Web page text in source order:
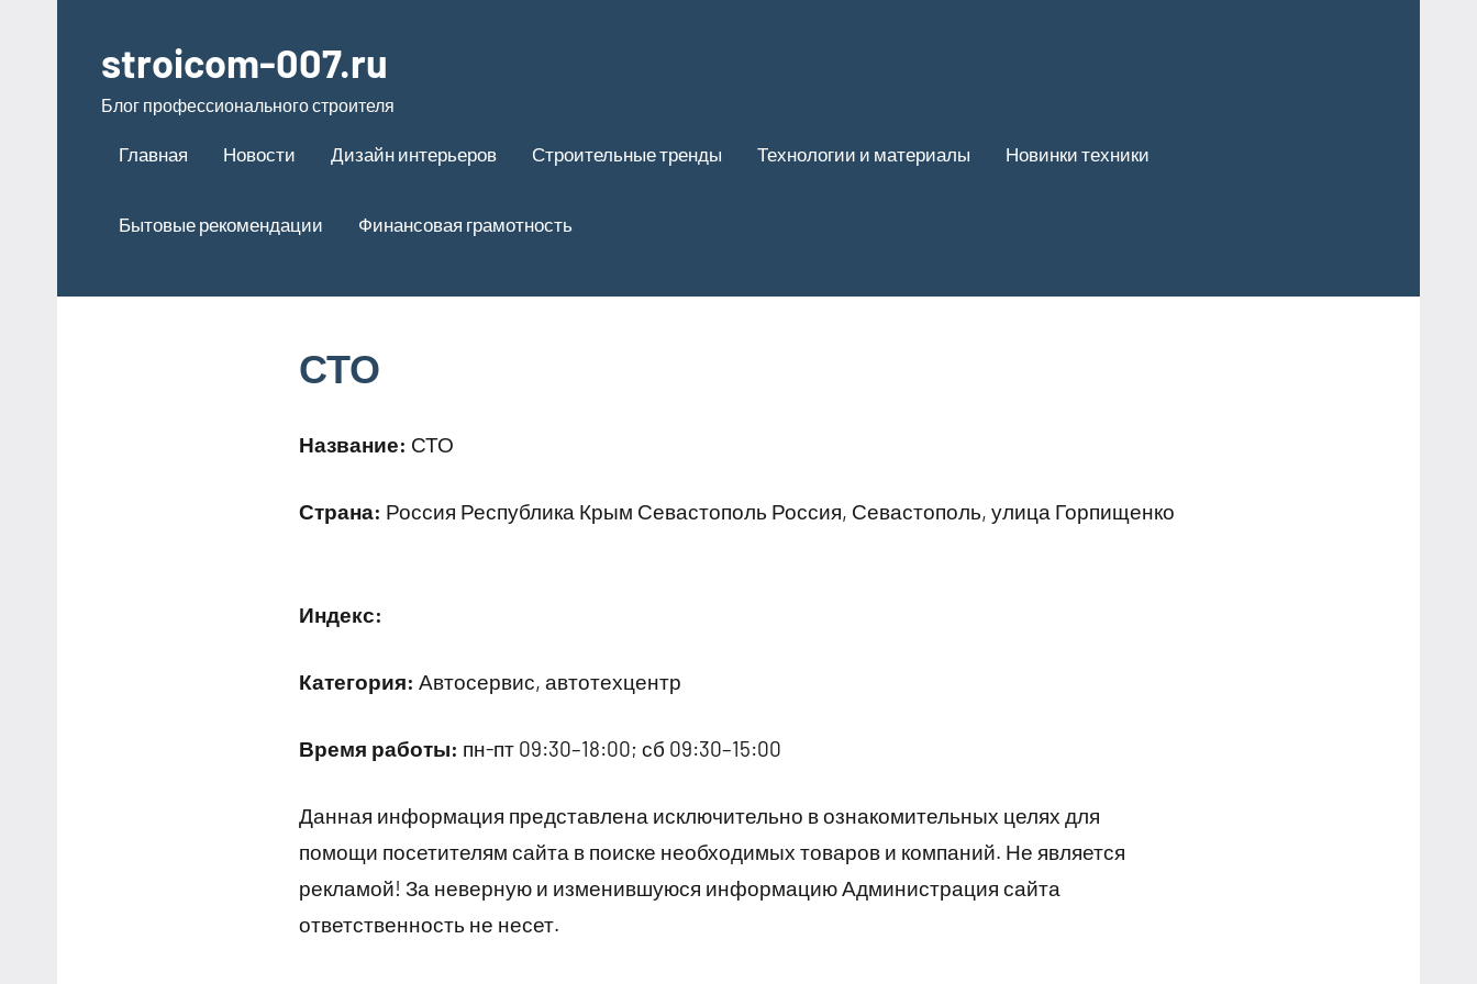
содержимому
stroicom-007.ru
Блог профессионального строителя
Главная Новости Дизайн интерьеров Строительные тренды Технологии и материалы Новинки техники
Бытовые рекомендации Финансовая грамотность
СТО
Название: СТО
Страна: Россия Республика Крым Севастополь Россия, Севастополь, улица Горпищенко
Индекс:
Категория: Автосервис, автотехцентр
Время работы: пн-пт 09:30–18:00; сб 09:30–15:00
Данная информация представлена исключительно в ознакомительных целях для
помощи посетителям сайта в поиске необходимых товаров и компаний. Не является
рекламой! За неверную и изменившуюся информацию Администрация сайта
ответственность не несет.